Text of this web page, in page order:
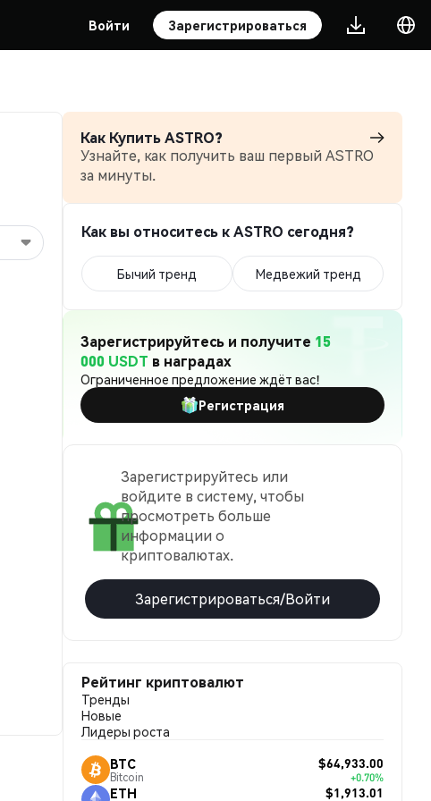
Войти Зарегистрироваться
Как Купить ASTRO?
Узнайте, как получить ваш первый ASTRO
за минуты.
Как вы относитесь к ASTRO сегодня?
Бычий тренд Медвежий тренд
Зарегистрируйтесь и получите 15
000 USDT в наградах
Ограниченное предложение ждёт вас!
Регистрация
Зарегистрируйтесь или
войдите в систему, чтобы
просмотреть больше
информации о
криптовалютах.
Зарегистрироваться/Войти
Рейтинг криптовалют
Тренды
Новые
Лидеры роста
BTC
Bitcoin
$64,933.00
+0.70%
ETH $1,913.01